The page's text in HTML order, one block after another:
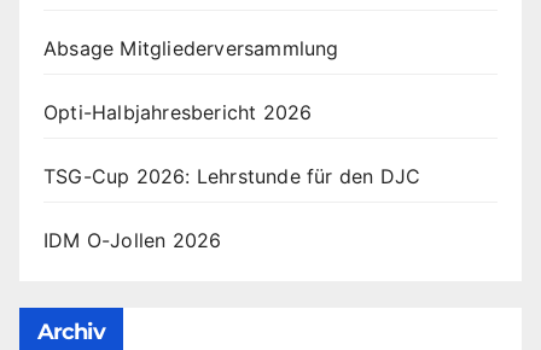
Absage Mitgliederversammlung
Opti-Halbjahresbericht 2026
TSG-Cup 2026: Lehrstunde für den DJC
IDM O-Jollen 2026
Archiv